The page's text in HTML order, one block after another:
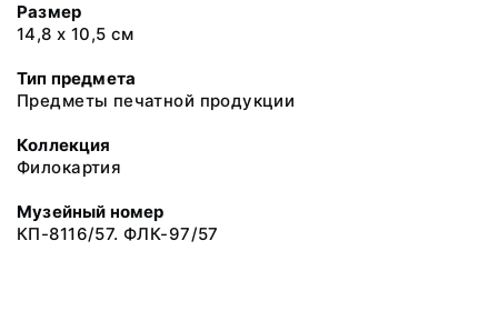
Размер
14,8 х 10,5 см
Тип предмета
Предметы печатной продукции
Коллекция
Филокартия
Музейный номер
КП-8116/57. ФЛК-97/57